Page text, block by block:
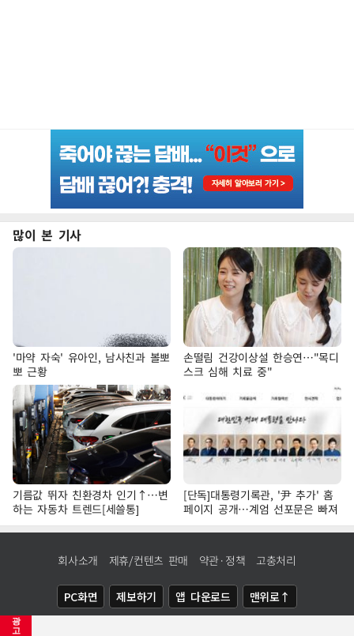
광
고
많이 본 기사
'마약 자숙' 유아인, 남사친과 볼뽀
뽀 근황
손떨림 건강이상설 한승연…"목디
스크 심해 치료 중"
기름값 뛰자 친환경차 인기↑…변
하는 자동차 트렌드[세쓸통]
[단독]대통령기록관, '尹 추가' 홈
페이지 공개…계엄 선포문은 빠져
회사소개 제휴/컨텐츠 판매 약관·정책 고충처리
PC화면 제보하기 앱 다운로드 맨위로↑